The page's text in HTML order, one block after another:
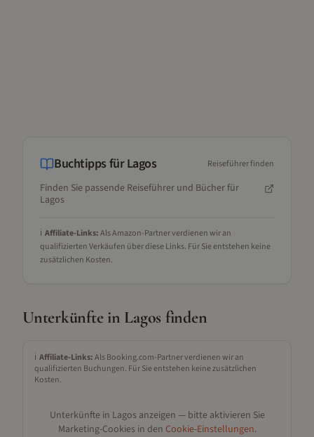
Buchtipps fürLagos Reiseführer finden
Finden Sie passende Reiseführer und Bücher für
Lagos
ℹ️ Affiliate-Links:Als Amazon-Partner verdienen wir an
qualifizierten Verkäufen über diese Links. Für Sie entstehen keine
zusätzlichen Kosten.
Unterkünfte in Lagos finden
ℹ️ Affiliate-Links:Als Booking.com-Partner verdienen wir an
qualifizierten Buchungen. Für Sie entstehen keine zusätzlichen
Kosten.
Unterkünfte in Lagosanzeigen — bitte aktivieren Sie
Marketing-Cookies in den Cookie-Einstellungen.